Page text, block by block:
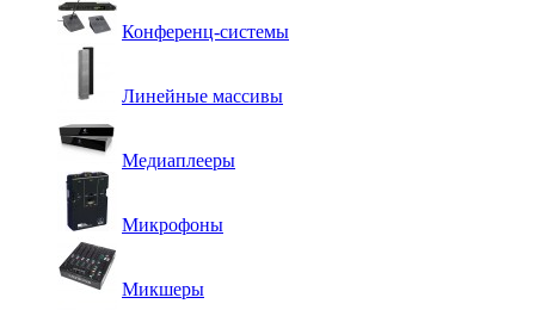
Конференц-системы
Линейные массивы
Медиаплееры
Микрофоны
Микшеры